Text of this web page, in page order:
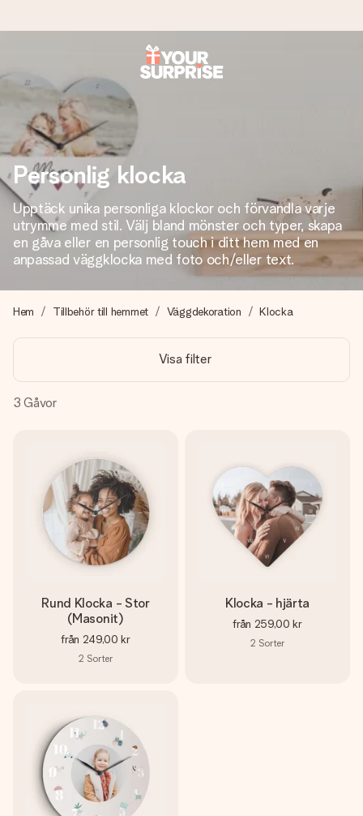
Beställ idag, skickas inom 1 arbetsdag
Vi skapar din gåva med omsorg och skickar den blixtsnabbt
– så att du kan ge den i precis rätt tid, när det betyder som
mest.
4,6 (baserat på +15 000 recensioner)
Våra gåvor inspirerar. Kunder ger oss 4,6 på Google
Reviews.
Skapa något unikt med bara några få steg – med hennes
namn, ditt foto eller ett meddelande som verkligen berör
hennes hjärta. Inget krångel, bara med all kärlek för stunden.
Personlig klocka
Upptäck unika personliga klockor och förvandla varje
utrymme med stil. Välj bland mönster och typer, skapa
en gåva eller en personlig touch i ditt hem med en
anpassad väggklocka med foto och/eller text.
Hem Tillbehör till hemmet Väggdekoration Klocka
Visa filter
3 Gåvor
Rund Klocka - Stor
(Masonit)
från 249,00 kr
2 Sorter
Klocka - hjärta
från 259,00 kr
2 Sorter